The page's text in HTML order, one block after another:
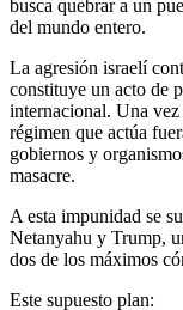
busca quebrar a un
del mundo entero.
La agresión israelí
constituye un acto de
internacional. Una
régimen que actúa
gobiernos y
masacre.
A esta impunidad se
Netanyahu y Trump,
dos de los máximos
Este supuesto plan: